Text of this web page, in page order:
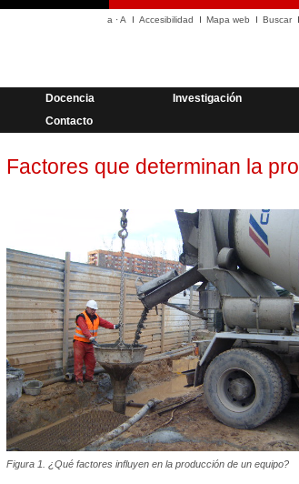
a ·A Accesibilidad Mapa web Buscar
Docencia Investigación
Contacto
Factores que determinan la
Figura 1. ¿Qué factores influyen en la producción de un equipo?